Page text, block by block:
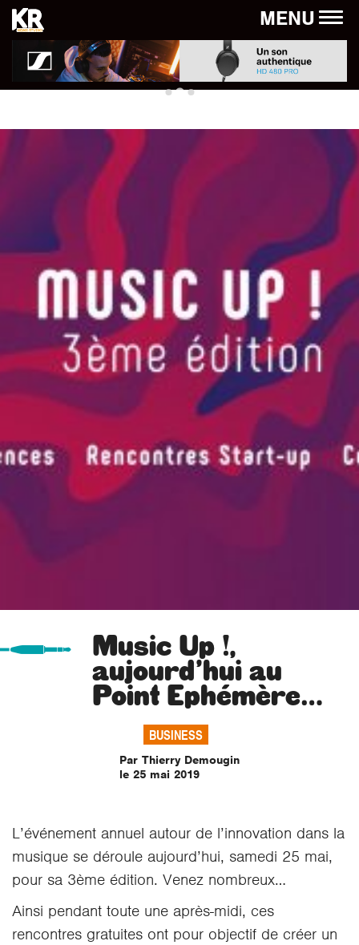
MENU
Music Up !,
aujourd’hui au
Point Ephémère…
BUSINESS
Par Thierry Demougin
le 25 mai 2019
L’événement annuel autour de l’innovation dans la
musique se déroule aujourd’hui, samedi 25 mai,
pour sa 3ème édition. Venez nombreux…
Ainsi pendant toute une après-midi, ces
rencontres gratuites ont pour objectif de créer un
Panneau de gestion des cookies